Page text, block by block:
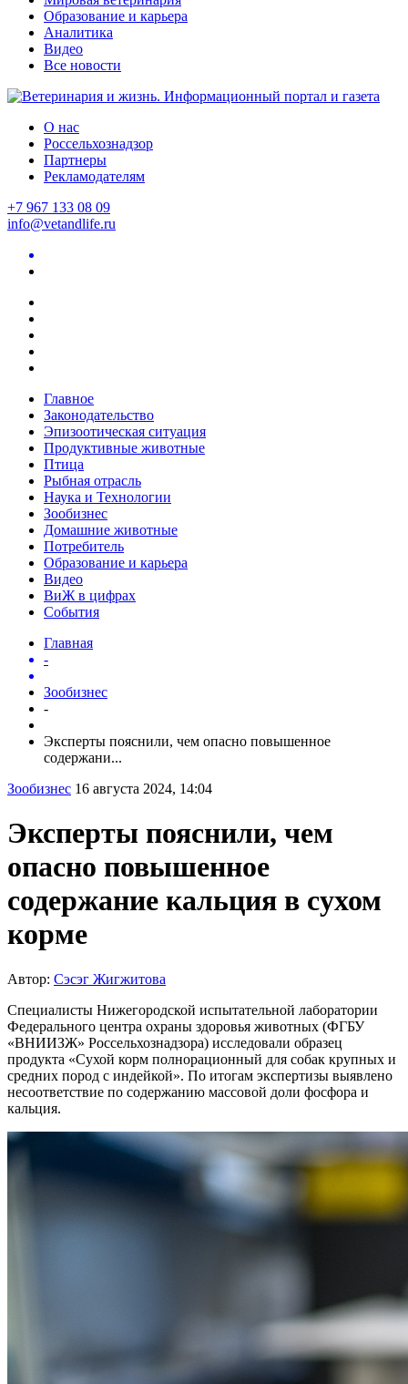
Образование и карьера
Аналитика
Видео
Все новости
О нас
Россельхознадзор
Партнеры
Рекламодателям
+7 967 133 08 09
info@vetandlife.ru
Главное
Законодательство
Эпизоотическая ситуация
Продуктивные животные
Птица
Рыбная отрасль
Наука и Технологии
Зообизнес
Домашние животные
Потребитель
Образование и карьера
Видео
ВиЖ в цифрах
События
Главная
-
Зообизнес
-
Эксперты пояснили, чем опасно повышенное
содержани...
Зообизнес 16 августа 2024, 14:04
Эксперты пояснили, чем
опасно повышенное
содержание кальция в сухом
корме
Автор: Сэсэг Жигжитова
Специалисты Нижегородской испытательной лаборатории
Федерального центра охраны здоровья животных (ФГБУ
«ВНИИЗЖ» Россельхознадзора) исследовали образец
продукта «Сухой корм полнорационный для собак крупных и
средних пород с индейкой». По итогам экспертизы выявлено
несоответствие по содержанию массовой доли фосфора и
кальция.